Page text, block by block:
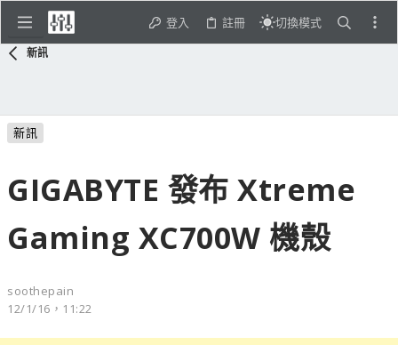
登入 註冊 切換模式
新訊
新訊
GIGABYTE 發布 Xtreme
Gaming XC700W 機殼
soothepain
12/1/16，11:22